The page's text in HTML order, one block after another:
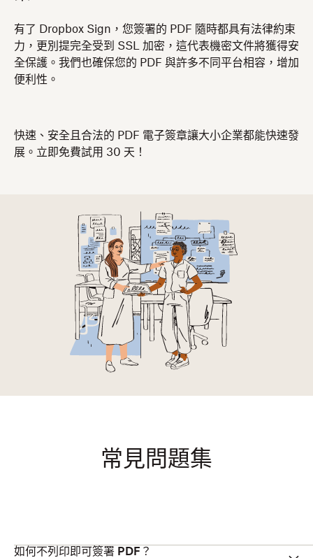
有了 Dropbox Sign，您簽署的 PDF 隨時都具有法律約束
力，更別提完全受到 SSL 加密，這代表機密文件將獲得安
全保護。我們也確保您的 PDF 與許多不同平台相容，增加
便利性。
快速、安全且合法的 PDF 電子簽章讓大小企業都能快速發
展。立即免費試用 30 天！
常見問題集
如何不列印即可簽署 PDF？